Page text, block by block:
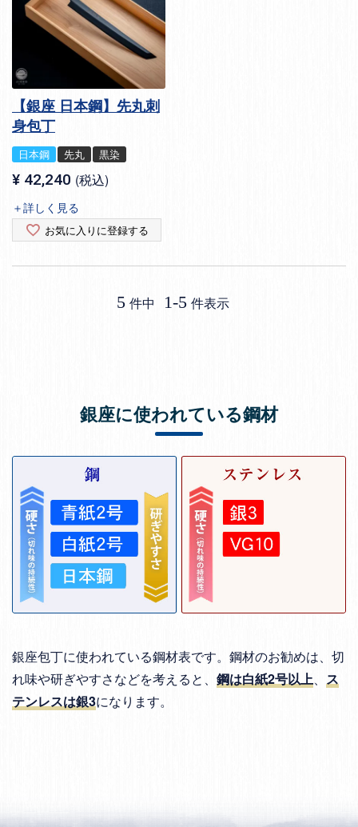
【銀座 日本鋼】先丸刺
身包丁
日本鋼 先丸 黒染
¥ 42,240 税込
＋詳しく見る
お気に入りに登録する
5 件中 1-5 件表示
銀座に使われている鋼材
銀座包丁に使われている鋼材表です。鋼材のお勧めは、切
れ味や研ぎやすさなどを考えると、 鋼は白紙2号以上、 ス
テンレスは銀3になります。